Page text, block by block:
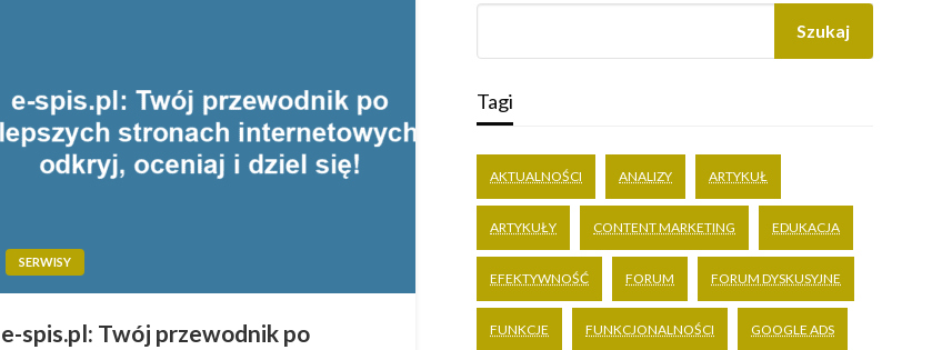
SERWISY
e-spis.pl: Twój przewodnik po
Szukaj
Tagi
AKTUALNOŚCI ANALIZY ARTYKUŁ
ARTYKUŁY CONTENT MARKETING EDUKACJA
EFEKTYWNOŚĆ FORUM FORUM DYSKUSYJNE
FUNKCJE FUNKCJONALNOŚCI GOOGLE ADS